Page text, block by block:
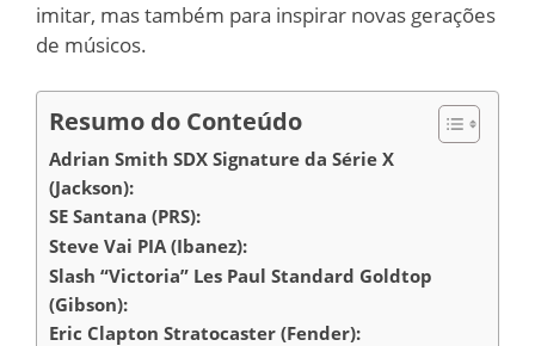
imitar, mas também para inspirar novas gerações
de músicos.
Resumo do Conteúdo
Adrian Smith SDX Signature da Série X
(Jackson):
SE Santana (PRS):
Steve Vai PIA (Ibanez):
Slash “Victoria” Les Paul Standard Goldtop
(Gibson):
Eric Clapton Stratocaster (Fender):